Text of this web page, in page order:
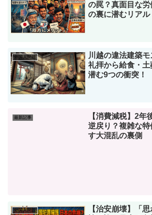
の罠？真面目な
の裏に潜むリアル
外国人問題
川越の違法建築
礼拝から給食・
潜む9つの衝突！
最新記事
【消費減税】2年
逆戻り？複雑な
す大混乱の裏側